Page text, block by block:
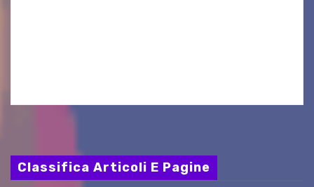
Classifica Articoli E Pagine